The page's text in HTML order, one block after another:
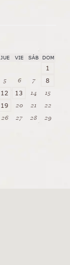
JUE VIE SÁB DOM
1
5 6 7 8
12 13 14 15
19 20 21
22
26 27 28
29